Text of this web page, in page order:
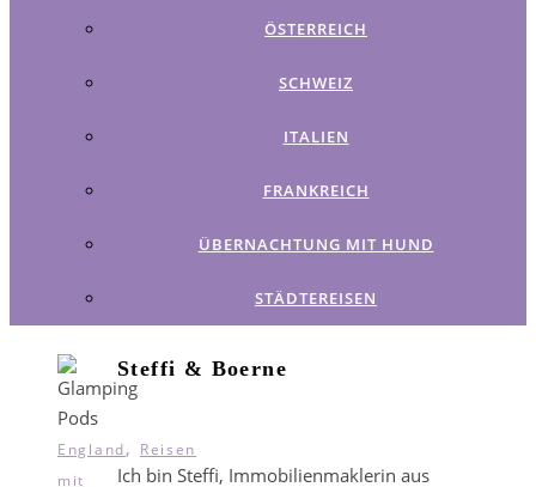
ÖSTERREICH
SCHWEIZ
ITALIEN
FRANKREICH
ÜBERNACHTUNG MIT HUND
STÄDTEREISEN
England, Reisen
mit
Steffi & Boerne
Ich bin Steffi, Immobilienmaklerin aus